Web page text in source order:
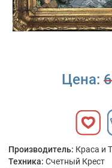
Цена:
Производитель: Краса и
Техника: Счетный Крест